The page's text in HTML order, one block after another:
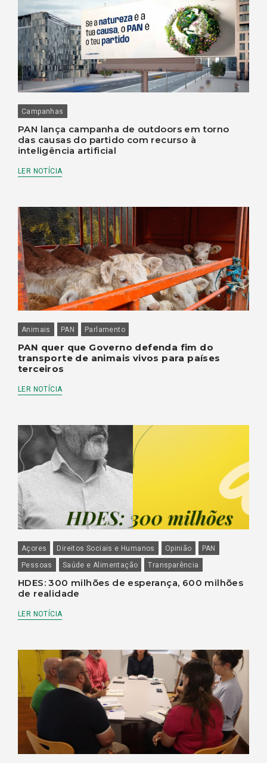
Campanhas
PAN lança campanha de outdoors em torno
das causas do partido com recurso à
inteligência artificial
LER NOTÍCIA
Animais PAN Parlamento
PAN quer que Governo defenda fim do
transporte de animais vivos para países
terceiros
LER NOTÍCIA
Açores Direitos Sociais e Humanos Opinião
PAN
Pessoas
Saúde e Alimentação Transparência
HDES: 300 milhões de esperança, 600 milhões
de realidade
LER NOTÍCIA